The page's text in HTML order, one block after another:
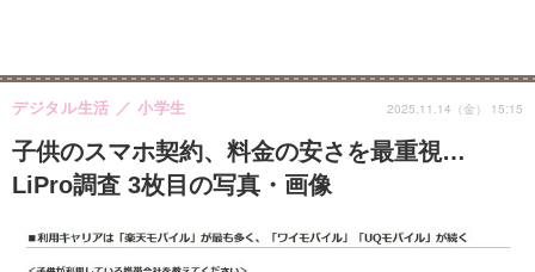
子供のスマホ契約、料金の安さを最重視…
LiPro調査 3枚目の写真・画像
デジタル生活 小学生 2025.11.14（金） 15:15